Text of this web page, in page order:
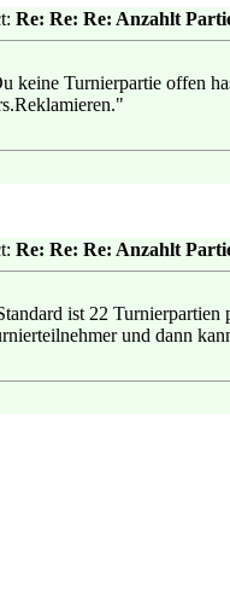
Re: Re: Re: Anzahlt
keine Turnierpartie offen
Re: Re: Re: Anzahlt
ist 22 Turnierpartien
und dann